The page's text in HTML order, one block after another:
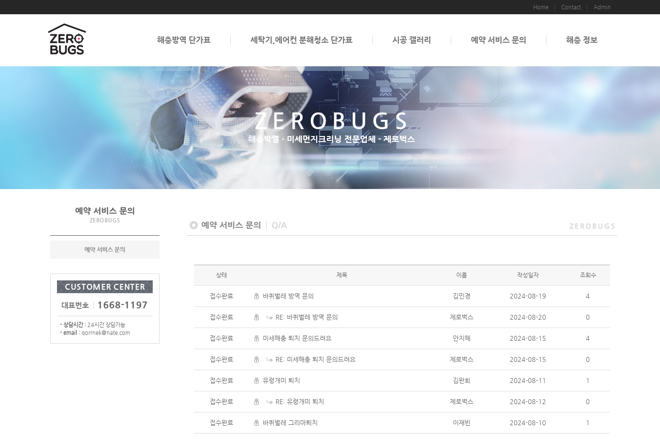
Home Contact Admin
해충방역 단가표 세탁기,에어컨 분해청소 단가표 시공 갤러리 예약 서비스 문의 해충 정보
ZEROBUGS
해충박멸 · 미세먼지크리닝 전문업체 - 제로벅스
ZEROBUGS
해충박멸 · 미세먼지크리닝 전문업체 - 제로벅스
예약 서비스 문의
ZEROBUGS
예약 서비스 문의
CUSTOMER CENTER
대표번호 1668-1197
- 상담시간 : 24시간 상담가능
- email : qorrnek@nate.com
예약 서비스 문의 Q/A ZEROBUGS
상태 제목 이름 작성일자 조회수
접수완료 바퀴벌레 방역 문의 김민경 2024-08-19 4
접수완료 RE: 바퀴벌레 방역 문의 제로벅스 2024-08-20 0
접수완료 미세해충 퇴치 문의드려요 안지혜 2024-08-15 4
접수완료 RE: 미세해충 퇴치 문의드려요 제로벅스 2024-08-15 0
접수완료 유령개미 퇴치 김완희 2024-08-11 1
접수완료 RE: 유령개미 퇴치 제로벅스 2024-08-12 0
접수완료 바퀴벌레 그리마퇴치 이재빈 2024-08-10 1